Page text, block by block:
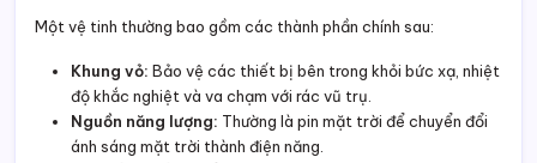
Một vệ tinh thường bao gồm các thành phần chính sau:
Khung vỏ: Bảo vệ các thiết bị bên trong khỏi bức xạ, nhiệt
độ khắc nghiệt và va chạm với rác vũ trụ.
Nguồn năng lượng: Thường là pin mặt trời để chuyển đổi
ánh sáng mặt trời thành điện năng.